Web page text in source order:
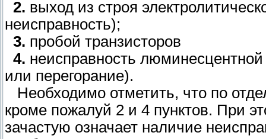
2. выход из строя
неисправность);
3. пробой транзисторов
4. неисправность
или перегорание).
Необходимо отметить, что по
кроме пожалуй 2 и 4 пунктов. При
зачастую означает наличие